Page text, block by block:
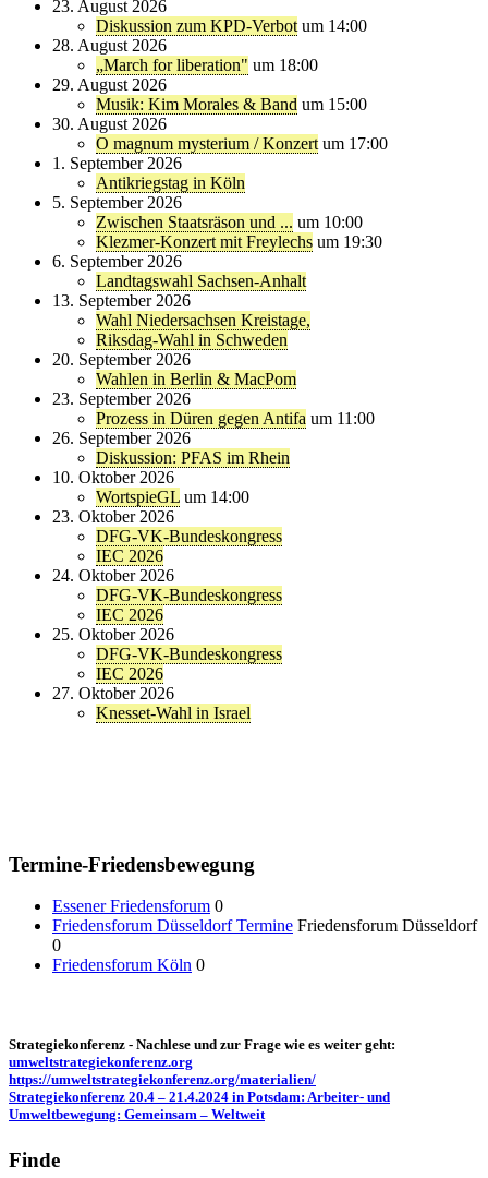
23. August 2026
Diskussion zum KPD-Verbot um 14:00
28. August 2026
„March for liberation" um 18:00
29. August 2026
Musik: Kim Morales & Band um 15:00
30. August 2026
O magnum mysterium / Konzert um 17:00
1. September 2026
Antikriegstag in Köln
5. September 2026
Zwischen Staatsräson und ... um 10:00
Klezmer-Konzert mit Freylechs um 19:30
6. September 2026
Landtagswahl Sachsen-Anhalt
13. September 2026
Wahl Niedersachsen Kreistage,
Riksdag-Wahl in Schweden
20. September 2026
Wahlen in Berlin & MacPom
23. September 2026
Prozess in Düren gegen Antifa um 11:00
26. September 2026
Diskussion: PFAS im Rhein
10. Oktober 2026
WortspieGL um 14:00
23. Oktober 2026
DFG-VK-Bundeskongress
IEC 2026
24. Oktober 2026
DFG-VK-Bundeskongress
IEC 2026
25. Oktober 2026
DFG-VK-Bundeskongress
IEC 2026
27. Oktober 2026
Knesset-Wahl in Israel
Termine-Friedensbewegung
Essener Friedensforum 0
Friedensforum Düsseldorf Termine Friedensforum Düsseldorf
0
Friedensforum Köln 0
Strategiekonferenz - Nachlese und zur Frage wie es weiter geht:
umweltstrategiekonferenz.org
https://umweltstrategiekonferenz.org/materialien/
Strategiekonferenz 20.4 – 21.4.2024 in Potsdam: Arbeiter- und
Umweltbewegung: Gemeinsam – Weltweit
Finde